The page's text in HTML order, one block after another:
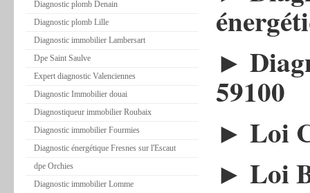
Diagnostic plomb Denain
Diagnostic plomb Lille
Diagnostic immobilier Lambersart
Dpe Saint Saulve
Expert diagnostic Valenciennes
Diagnostic Immobilier douai
Diagnostiqueur immobilier Roubaix
Diagnostic immobilier Fourmies
Diagnostic énergétique Fresnes sur l'Escaut
dpe Orchies
Diagnostic immobilier Lomme
►
59100
► Loi
► Loi